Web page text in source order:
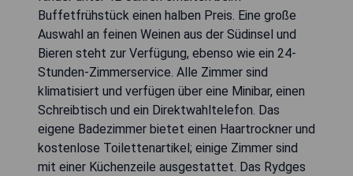
Buffetfrühstück einen halben Preis. Eine große
Auswahl an feinen Weinen aus der Südinsel und
Bieren steht zur Verfügung, ebenso wie ein 24-
Stunden-Zimmerservice. Alle Zimmer sind
klimatisiert und verfügen über eine Minibar, einen
Schreibtisch und ein Direktwahltelefon. Das
eigene Badezimmer bietet einen Haartrockner und
kostenlose Toilettenartikel; einige Zimmer sind
mit einer Küchenzeile ausgestattet. Das Rydges